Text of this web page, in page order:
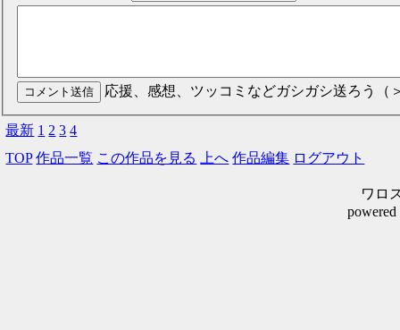
応援、感想、ツッコミなどガシガシ送ろう（
最新 1 2 3 4
TOP 作品一覧 この作品を見る 上へ 作品編集 ログアウト
ワロ